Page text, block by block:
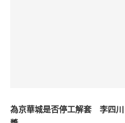
為京華城是否停工解套 李四